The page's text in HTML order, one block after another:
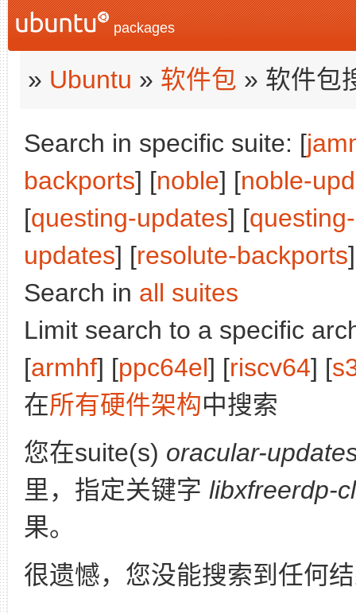
packages
» Ubuntu » 软件包 » 软件包
Search in specific suite: [
backports] [noble] [noble-
[questing-updates] [
updates] [resolute-backports
Search in all suites
Limit search to a specific
[armhf] [ppc64el] [riscv64] [
在所有硬件架构中搜索
您在suite(s) oracular-
里，指定关键字 libxfreerdp-
果。
很遗憾，您没能搜索到任何